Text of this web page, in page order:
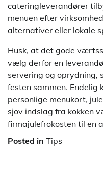
cateringleverandører
menuen efter
alternativer eller lokale
Husk, at det gode
vælg derfor en
servering og oprydning,
festen sammen. Endelig
personlige menukort,
sjov indslag fra kokken
firmajulefrokosten til en
Posted in Tips